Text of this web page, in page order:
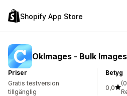
Shopify App Store
OkImages ‑ Bulk
Priser
Gratis testversion
tillgänglig
Betyg
0,0
(0